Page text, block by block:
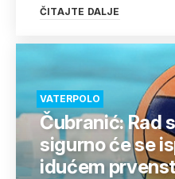
ČITAJTE DALJE
VATERPOLO
Čubranić: Rad
sigurno će se
idućem